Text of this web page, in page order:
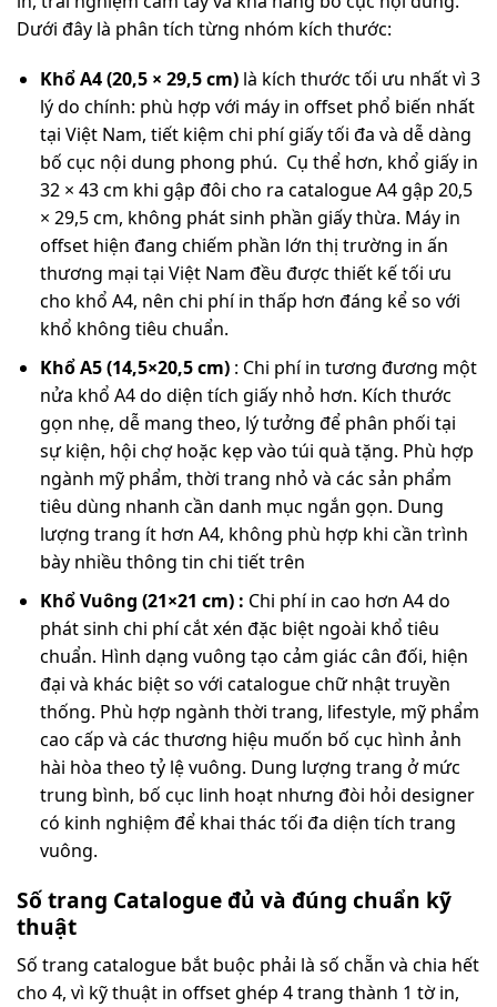
Dưới đây là phân tích từng nhóm kích thước:
Khổ A4 (20,5 × 29,5 cm)là kích thước tối ưu nhất vì 3
lý do chính: phù hợp với máy in offset phổ biến nhất
tại Việt Nam, tiết kiệm chi phí giấy tối đa và dễ dàng
bố cục nội dung phong phú. Cụ thể hơn, khổ giấy in
32 × 43 cm khi gập đôi cho ra catalogue A4 gập 20,5
× 29,5 cm, không phát sinh phần giấy thừa. Máy in
offset hiện đang chiếm phần lớn thị trường in ấn
thương mại tại Việt Nam đều được thiết kế tối ưu
cho khổ A4, nên chi phí in thấp hơn đáng kể so với
khổ không tiêu chuẩn.
Khổ A5 (14,5×20,5 cm): Chi phí in tương đương một
nửa khổ A4 do diện tích giấy nhỏ hơn. Kích thước
gọn nhẹ, dễ mang theo, lý tưởng để phân phối tại
sự kiện, hội chợ hoặc kẹp vào túi quà tặng. Phù hợp
ngành mỹ phẩm, thời trang nhỏ và các sản phẩm
tiêu dùng nhanh cần danh mục ngắn gọn. Dung
lượng trang ít hơn A4, không phù hợp khi cần trình
bày nhiều thông tin chi tiết trên
Khổ Vuông (21×21 cm) : Chi phí in cao hơn A4 do
phát sinh chi phí cắt xén đặc biệt ngoài khổ tiêu
chuẩn. Hình dạng vuông tạo cảm giác cân đối, hiện
đại và khác biệt so với catalogue chữ nhật truyền
thống. Phù hợp ngành thời trang, lifestyle, mỹ phẩm
cao cấp và các thương hiệu muốn bố cục hình ảnh
hài hòa theo tỷ lệ vuông. Dung lượng trang ở mức
trung bình, bố cục linh hoạt nhưng đòi hỏi designer
có kinh nghiệm để khai thác tối đa diện tích trang
vuông.
Số trang Catalogue đủ và đúng chuẩn kỹ
thuật
Số trang catalogue bắt buộc phải là số chẵn và chia hết
cho 4, vì kỹ thuật in offset ghép 4 trang thành 1 tờ in,